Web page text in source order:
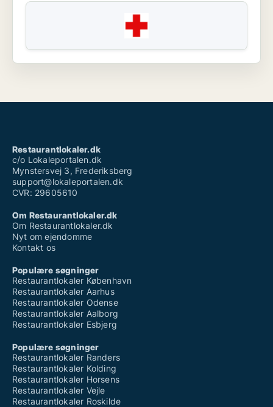
Restaurantlokaler.dk
c/o Lokaleportalen.dk
Mynstersvej 3, Frederiksberg
support@lokaleportalen.dk
CVR: 29605610
Om Restaurantlokaler.dk
Om Restaurantlokaler.dk
Nyt om ejendomme
Kontakt os
Populære søgninger
Restaurantlokaler København
Restaurantlokaler Aarhus
Restaurantlokaler Odense
Restaurantlokaler Aalborg
Restaurantlokaler Esbjerg
Populære søgninger
Restaurantlokaler Randers
Restaurantlokaler Kolding
Restaurantlokaler Horsens
Restaurantlokaler Vejle
Restaurantlokaler Roskilde